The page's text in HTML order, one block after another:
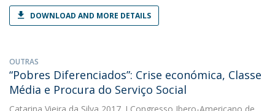
DOWNLOAD AND MORE DETAILS
OUTRAS
“Pobres Diferenciados”: Crise económica, Classe
Média e Procura do Serviço Social